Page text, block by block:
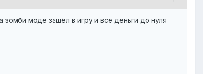
моде зашёл в игру и все деньги до нуля